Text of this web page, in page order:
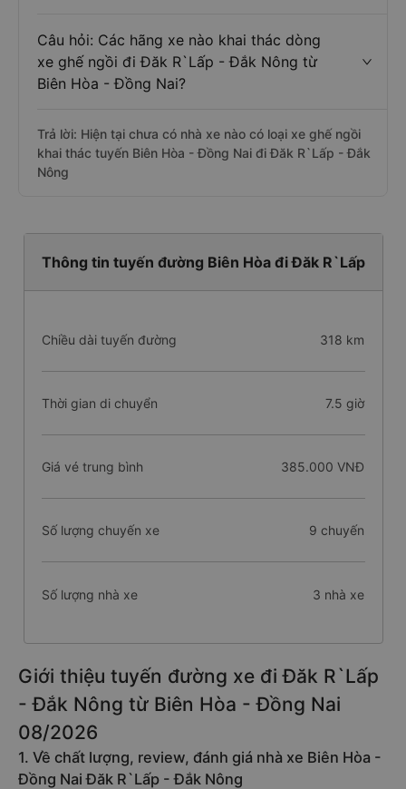
Câu hỏi: Các hãng xe nào khai thác dòng
xe ghế ngồi đi Đăk R`Lấp - Đắk Nông từ
Biên Hòa - Đồng Nai?
Trả lời: Hiện tại chưa có nhà xe nào có loại xe ghế ngồi
khai thác tuyến Biên Hòa - Đồng Nai đi Đăk R`Lấp - Đắk
Nông
Thông tin tuyến đường Biên Hòa đi Đăk R`Lấp
Chiều dài tuyến đường 318 km
Thời gian di chuyển 7.5 giờ
Giá vé trung bình 385.000 VNĐ
Số lượng chuyến xe 9 chuyến
Số lượng nhà xe 3 nhà xe
Giới thiệu tuyến đường xe đi Đăk R`Lấp
- Đắk Nông từ Biên Hòa - Đồng Nai
08/2026
1. Về chất lượng, review, đánh giá nhà xe Biên Hòa -
Đồng Nai Đăk R`Lấp - Đắk Nông